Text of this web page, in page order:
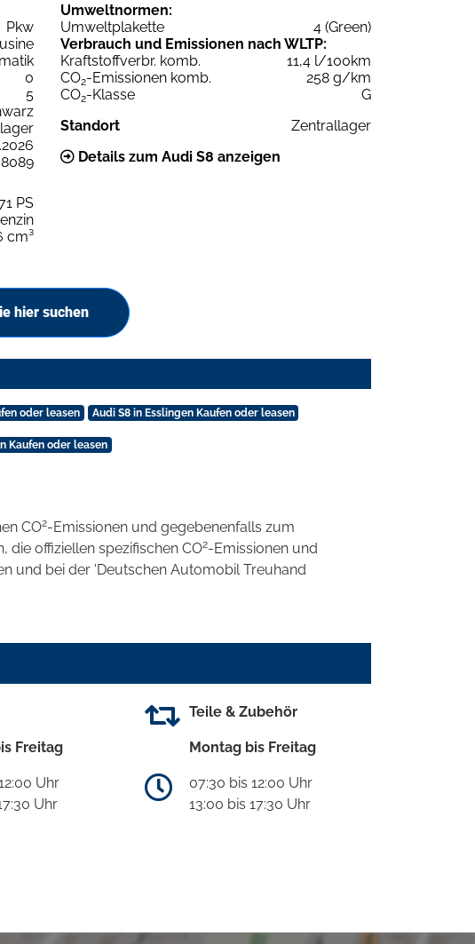
Pkw
0
5
8089
PS
cm³
Umweltnormen:
Umweltplakette
4 (Green)
Verbrauch und Emissionen nach WLTP:
Kraftstoffverbr. komb.
11,4 l/100km
CO2-Emissionen komb.
258 g/km
CO2-Klasse
G
Standort
Zentrallager
Details zum Audi S8 anzeigen
hier suchen
oder leasen Audi S8 in Esslingen Kaufen oder leasen
Kaufen oder leasen
CO2-Emissionen und gegebenenfalls zum
offiziellen spezifischen CO2-Emissionen und
und bei der 'Deutschen Automobil Treuhand
Freitag
Uhr
Uhr
Teile & Zubehör
Montag bis Freitag
07:30 bis 12:00 Uhr
13:00 bis 17:30 Uhr